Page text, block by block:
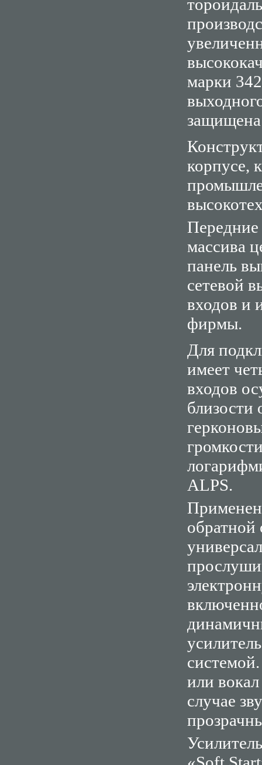
марки
корпусе,
Передние
массива
панель
сетевой
входов и
фирмы.
Для
имеет
входов
близости
ALPS.
или
случае